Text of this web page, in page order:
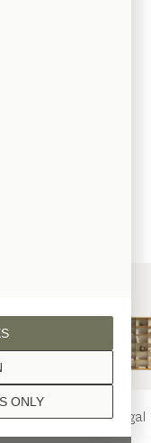
ONLY
filignoRegal
alle